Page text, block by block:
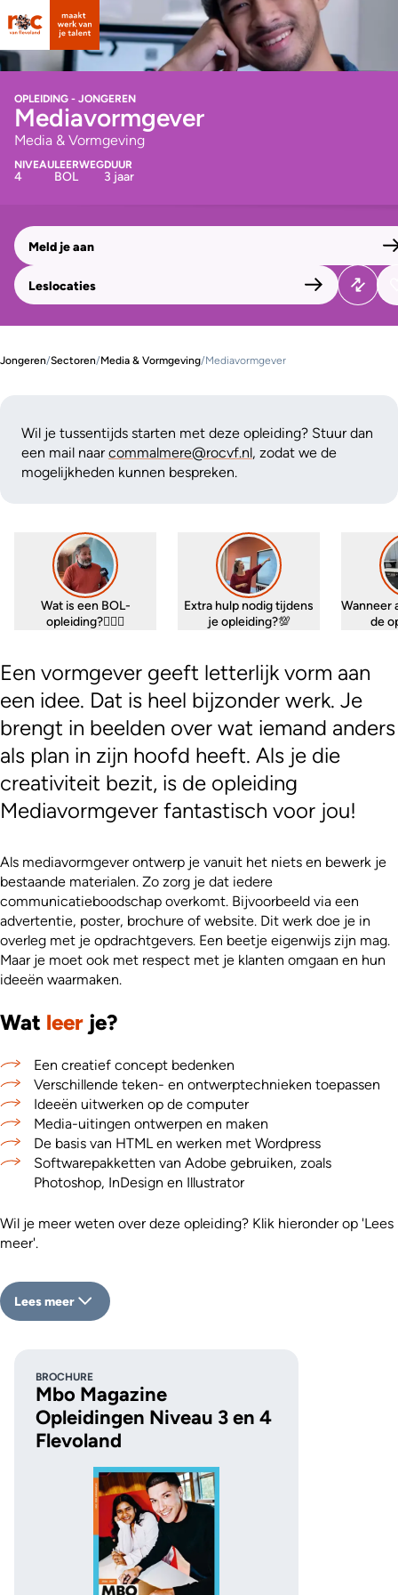
OPLEIDING - JONGEREN
Mediavormgever
Media & Vormgeving
NIVEAU
4
LEERWEG
BOL
DUUR
3 jaar
Meld je aan
Leslocaties
Jongeren/Sectoren/Media & Vormgeving/Mediavormgever
Wil je tussentijds starten met deze opleiding? Stuur dan
een mail naarcommalmere@rocvf.nl, zodat we de
mogelijkheden kunnen bespreken.
Wat is een BOL-
opleiding?🤷🏼‍♀️
Extra hulp nodig tijdens
je opleiding?💯
Wanneer
de
Een vormgever geeft letterlijk vorm aan
een idee. Dat is heel bijzonder werk. Je
brengt in beelden over wat iemand anders
als plan in zijn hoofd heeft. Als je die
creativiteit bezit, is de opleiding
Mediavormgever fantastisch voor jou!
Als mediavormgever ontwerp je vanuit het niets en bewerk je
bestaande materialen. Zo zorg je dat iedere
communicatieboodschap overkomt. Bijvoorbeeld via een
advertentie, poster, brochure of website. Dit werk doe je in
overleg met je opdrachtgevers. Een beetje eigenwijs zijn mag.
Maar je moet ook met respect met je klanten omgaan en hun
ideeën waarmaken.
Wat leer je?
Een creatief concept bedenken
Verschillende teken- en ontwerptechnieken toepassen
Ideeën uitwerken op de computer
Media-uitingen ontwerpen en maken
De basis van HTML en werken met Wordpress
Softwarepakketten van Adobe gebruiken, zoals
Photoshop, InDesign en Illustrator
Wil je meer weten over deze opleiding? Klik hieronder op 'Lees
meer'.
Lees meer
BROCHURE
Mbo Magazine
Opleidingen Niveau 3 en 4
Flevoland